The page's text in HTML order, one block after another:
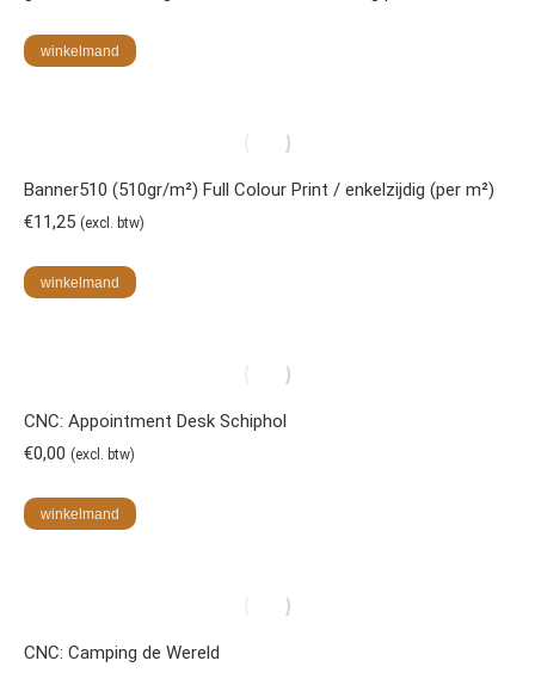
winkelmand
Banner510 (510gr/m²) Full Colour Print / enkelzijdig (per m²)
€11,25 (excl. btw)
winkelmand
CNC: Appointment Desk Schiphol
€0,00 (excl. btw)
winkelmand
CNC: Camping de Wereld